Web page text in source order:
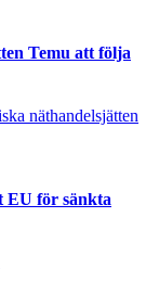
Temu att följa
näthandelsjätten
EU för sänkta